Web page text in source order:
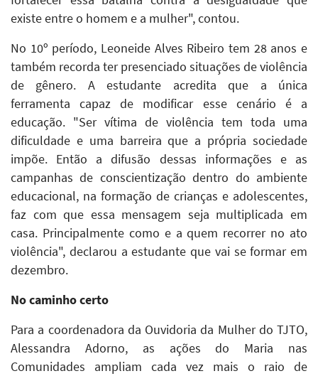
existe entre o homem e a mulher", contou.
No 10º período, Leoneide Alves Ribeiro tem 28 anos e
também recorda ter presenciado situações de violência
de gênero. A estudante acredita que a única
ferramenta capaz de modificar esse cenário é a
educação. "Ser vítima de violência tem toda uma
dificuldade e uma barreira que a própria sociedade
impõe. Então a difusão dessas informações e as
campanhas de conscientização dentro do ambiente
educacional, na formação de crianças e adolescentes,
faz com que essa mensagem seja multiplicada em
casa. Principalmente como e a quem recorrer no ato
violência", declarou a estudante que vai se formar em
dezembro.
No caminho certo
Para a coordenadora da Ouvidoria da Mulher do TJTO,
Alessandra Adorno, as ações do Maria nas
Comunidades ampliam cada vez mais o raio de